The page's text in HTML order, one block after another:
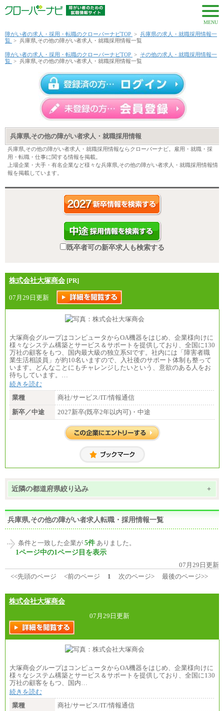
MENU
障がい者の求人・採用・転職のクローバーナビTOP > 兵庫県の求人・就職採用情報一
覧 > 兵庫県,その他の障がい者求人・就職採用情報一覧
障がい者の求人・採用・転職のクローバーナビTOP > その他の求人・就職採用情報一
覧 > 兵庫県,その他の障がい者求人・就職採用情報一覧
兵庫県,その他の障がい者求人・就職採用情報
兵庫県,その他の障がい者求人・就職採用情報ならクローバーナビ。雇用・就職・採
用・転職・仕事に関する情報を掲載。
上場企業・大手・有名企業など様々な兵庫県,その他の障がい者求人・就職採用情報情
報を掲載しています。
既卒者可の新卒求人も検索する
株式会社大塚商会 [PR]
07月29日更新
大塚商会グループはコンピュータからOA機器をはじめ、企業様向けに
様々なシステム構築とサービス＆サポートを提供しており、全国に130
万社の顧客をもつ、国内最大級の独立系SIです。社内には「障害者職
業生活相談員」が約10名いますので、入社後のサポート体制も整って
います。どんなことにもチャレンジしたいという、意欲のある人をお
待ちしています。…
続きを読む
業種
商社/サービス/IT/情報通信
新卒／中途
2027新卒(既卒2年以内可)・中途
近隣の都道府県絞り込み +
兵庫県,その他の障がい者求人転職・採用情報一覧
条件と一致した企業が 5件 ありました。
1ページ中の1ページ目を表示
07月29日更新
<<先頭のページ
<前のページ 1 次のページ> 最後のページ>>
株式会社大塚商会
07月29日更新
大塚商会グループはコンピュータからOA機器をはじめ、企業様向けに
様々なシステム構築とサービス＆サポートを提供しており、全国に130
万社の顧客をもつ、国内…
続きを読む
業種
商社/サービス/IT/情報通信